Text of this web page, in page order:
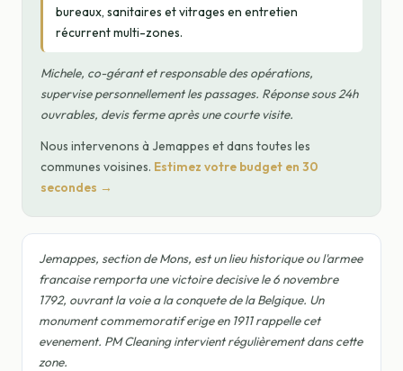
bureaux, sanitaires et vitrages en entretien
récurrent multi-zones.
Michele, co-gérant et responsable des opérations,
supervise personnellement les passages. Réponse sous 24h
ouvrables, devis ferme après une courte visite.
Nous intervenons à Jemappes et dans toutes les
communes voisines. Estimez votre budget en 30
secondes →
Jemappes, section de Mons, est un lieu historique ou l'armee
francaise remporta une victoire decisive le 6 novembre
1792, ouvrant la voie a la conquete de la Belgique. Un
monument commemoratif erige en 1911 rappelle cet
evenement. PM Cleaning intervient régulièrement dans cette
zone.